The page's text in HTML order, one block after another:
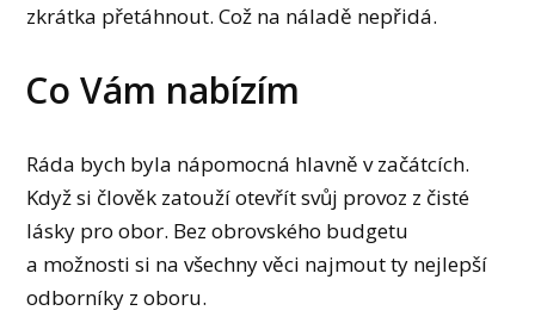
zkrátka přetáhnout. Což na náladě nepřidá.
Co Vám nabízím
Ráda bych byla nápomocná hlavně v začátcích.
Když si člověk zatouží otevřít svůj provoz z čisté
lásky pro obor. Bez obrovského budgetu
a možnosti si na všechny věci najmout ty nejlepší
odborníky z oboru.